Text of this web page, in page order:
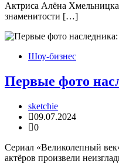
Актриса Алёна
знаменитости […]
Шоу-бизнес
Первые фото
sketchie
09.07.2024
0
Сериал «Великолепный
актёров произвели